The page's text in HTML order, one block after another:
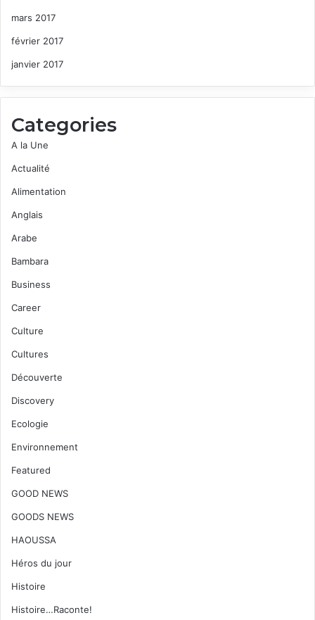
mars 2017
février 2017
janvier 2017
Categories
A la Une
Actualité
Alimentation
Anglais
Arabe
Bambara
Business
Career
Culture
Cultures
Découverte
Discovery
Ecologie
Environnement
Featured
GOOD NEWS
GOODS NEWS
HAOUSSA
Héros du jour
Histoire
Histoire…Raconte!